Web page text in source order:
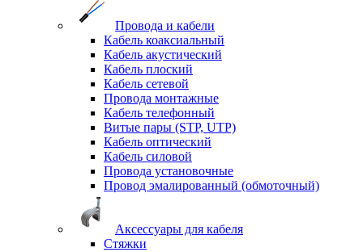
Провода и кабели
Кабель коаксиальный
Кабель акустический
Кабель плоский
Кабель сетевой
Провода монтажные
Кабель телефонный
Витые пары (STP, UTP)
Кабель оптический
Кабель силовой
Провода установочные
Провод эмалированный (обмоточный)
Аксессуары для кабеля
Стяжки